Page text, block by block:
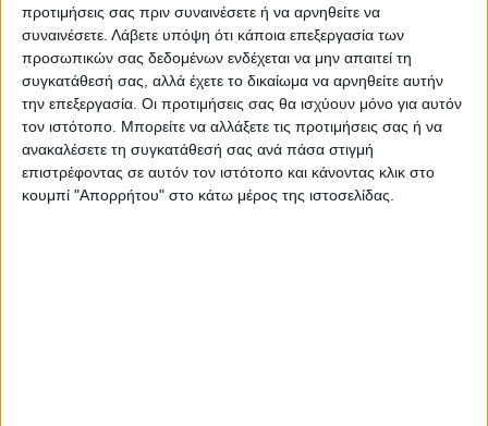
προτιμήσεις σας πριν συναινέσετε ή να αρνηθείτε να
συναινέσετε. Λάβετε υπόψη ότι κάποια επεξεργασία των
προσωπικών σας δεδομένων ενδέχεται να μην απαιτεί τη
συγκατάθεσή σας, αλλά έχετε το δικαίωμα να αρνηθείτε αυτήν
την επεξεργασία. Οι προτιμήσεις σας θα ισχύουν μόνο για αυτόν
τον ιστότοπο. Μπορείτε να αλλάξετε τις προτιμήσεις σας ή να
ανακαλέσετε τη συγκατάθεσή σας ανά πάσα στιγμή
επιστρέφοντας σε αυτόν τον ιστότοπο και κάνοντας κλικ στο
κουμπί "Απορρήτου" στο κάτω μέρος της ιστοσελίδας.
ΝΕΟΣ ΑΓΩΝ
https://neosagon.gr